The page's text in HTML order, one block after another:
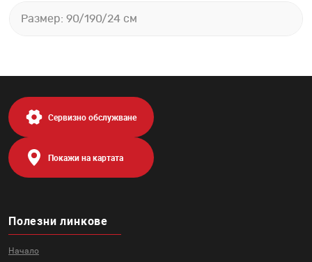
Размер: 90/190/24 см
Полезни линкове
Начало
Сервизно обслужване
Покажи на картата